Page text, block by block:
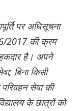
पर अधिसूचना
2017 की क्रम
है। अपने
बिना किसी
सेवा की
के छात्रों को